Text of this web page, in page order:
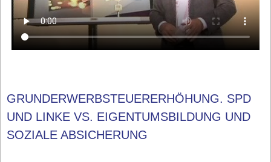
GRUNDERWERBSTEUERERHÖHUNG. SPD
UND LINKE VS. EIGENTUMSBILDUNG UND
SOZIALE ABSICHERUNG